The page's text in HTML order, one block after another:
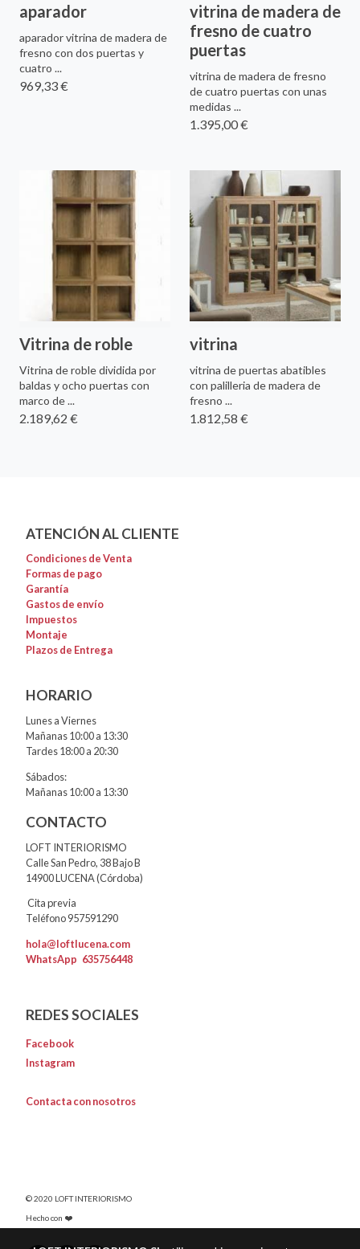
aparador
aparador vitrina de madera de
fresno con dos puertas y
cuatro ...
969,33 €
vitrina de madera de
fresno de cuatro
puertas
vitrina de madera de fresno
de cuatro puertas con unas
medidas ...
1.395,00 €
Vitrina de roble
Vitrina de roble dividida por
baldas y ocho puertas con
marco de ...
2.189,62 €
vitrina
vitrina de puertas abatibles
con palilleria de madera de
fresno ...
1.812,58 €
ATENCIÓN AL CLIENTE
Condiciones de Venta
Formas de pago
Garantía
Gastos de envío
Impuestos
Montaje
Plazos de Entrega
HORARIO
Lunes a Viernes
Mañanas 10:00 a 13:30
Tardes 18:00 a 20:30
Sábados:
Mañanas 10:00 a 13:30
CONTACTO
LOFT INTERIORISMO
Calle San Pedro, 38 Bajo B
14900 LUCENA (Córdoba)
Cita previa
Teléfono 957591290
hola@loftlucena.com
WhatsApp 635756448
REDES SOCIALES
Facebook
Instagram
Contacta con nosotros
© 2020 LOFT INTERIORISMO
Hecho con ❤️